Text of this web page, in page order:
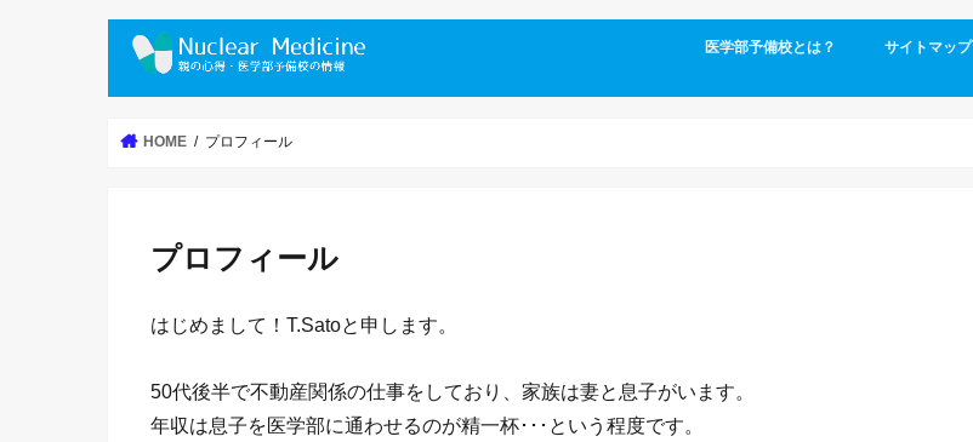
医学部予備校とは？ サイトマップ
HOME プロフィール
プロフィール
はじめまして！T.Satoと申します。
50代後半で不動産関係の仕事をしており、家族は妻と息子がいます。
年収は息子を医学部に通わせるのが精一杯･･･という程度です。